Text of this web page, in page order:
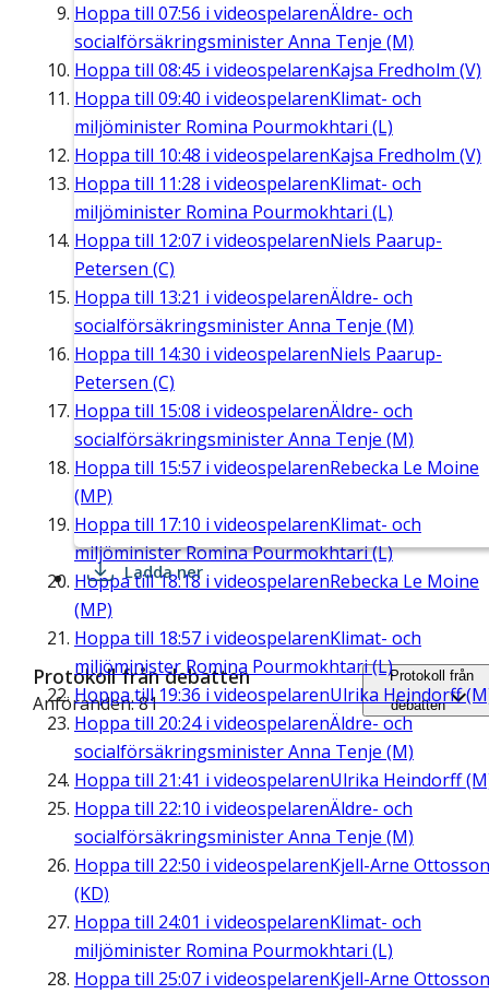
Hoppa till 07:56 i videospelarenÄldre- och
socialförsäkringsminister Anna Tenje (M)
Hoppa till 08:45 i videospelarenKajsa Fredholm (V)
Hoppa till 09:40 i videospelarenKlimat- och
miljöminister Romina Pourmokhtari (L)
Hoppa till 10:48 i videospelarenKajsa Fredholm (V)
Hoppa till 11:28 i videospelarenKlimat- och
miljöminister Romina Pourmokhtari (L)
Hoppa till 12:07 i videospelarenNiels Paarup-
Petersen (C)
Hoppa till 13:21 i videospelarenÄldre- och
socialförsäkringsminister Anna Tenje (M)
Hoppa till 14:30 i videospelarenNiels Paarup-
Petersen (C)
Hoppa till 15:08 i videospelarenÄldre- och
socialförsäkringsminister Anna Tenje (M)
Hoppa till 15:57 i videospelarenRebecka Le Moine
(MP)
Hoppa till 17:10 i videospelarenKlimat- och
miljöminister Romina Pourmokhtari (L)
Hoppa till18:18 i videospelarenRebecka Le Moine
(MP)
Hoppa till 18:57 i videospelarenKlimat- och
miljöminister Romina Pourmokhtari (L)
Hoppa till 19:36 i videospelarenUlrika Heindorff
Hoppa till 20:24i videospelarenÄldre- och
socialförsäkringsminister Anna Tenje (M)
Hoppa till 21:41 i videospelarenUlrika Heindorff
Hoppa till 22:10 i videospelarenÄldre- och
socialförsäkringsminister Anna Tenje (M)
Hoppa till 22:50 i videospelarenKjell-Arne Ottosson
(KD)
Hoppa till 24:01 i videospelarenKlimat- och
miljöminister Romina Pourmokhtari (L)
Hoppa till 25:07 i videospelarenKjell-Arne Ottosson
Ladda ner
Protokoll från debatten
Anföranden: 81
Protokoll från
debatten